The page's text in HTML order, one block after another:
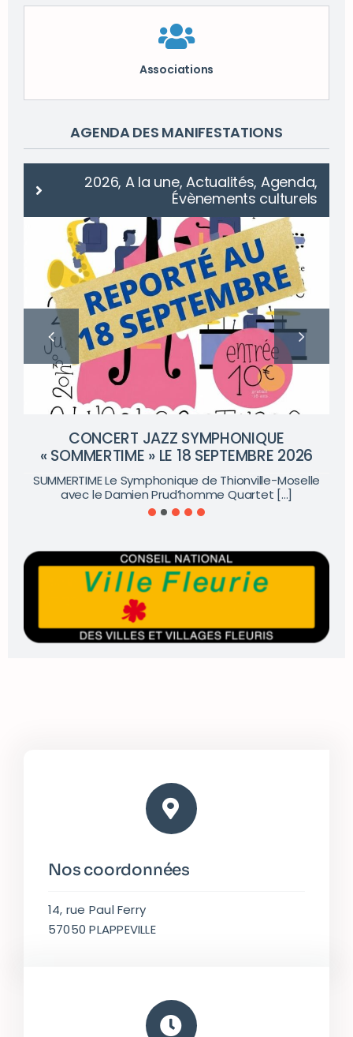
Associations
AGENDA DES MANIFESTATIONS
2026, A la une, Actualités, Agenda,
Évènements culturels
CONCERT JAZZ SYMPHONIQUE
« SOMMERTIME » LE 18 SEPTEMBRE 2026
SUMMERTIME Le Symphonique de Thionville-Moselle
avec le Damien Prud’homme Quartet [...]
Nos coordonnées
14, rue Paul Ferry
57050 PLAPPEVILLE